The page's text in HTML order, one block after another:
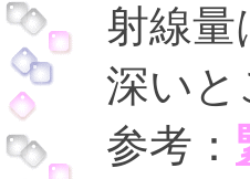
射線
深いと
参考：